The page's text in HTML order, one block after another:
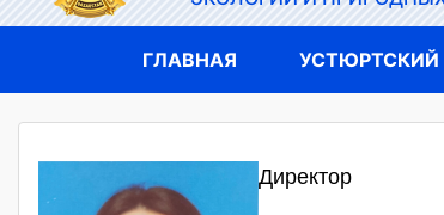
ГЛАВНАЯ
Директор